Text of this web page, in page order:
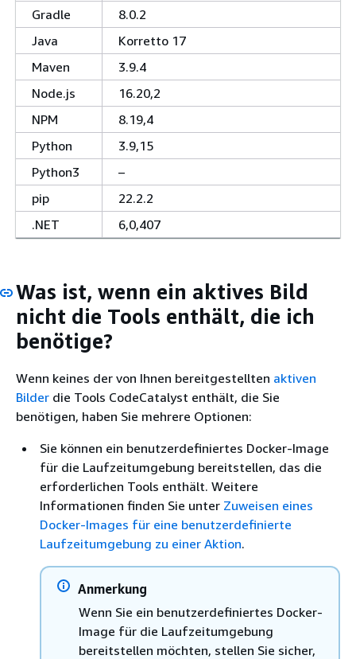
Gradle
8.0.2
Java
Korretto 17
Maven
3.9.4
Node.js
16.20,2
NPM
8.19,4
Python
3.9,15
Python3
–
pip
22.2.2
.NET
6,0,407
Was ist, wenn ein aktives Bild
nicht die Tools enthält, die ich
benötige?
Wenn keines der von Ihnen bereitgestellten aktiven
Bilder die Tools CodeCatalyst enthält, die Sie
benötigen, haben Sie mehrere Optionen:
Sie können ein benutzerdefiniertes Docker-Image
für die Laufzeitumgebung bereitstellen, das die
erforderlichen Tools enthält. Weitere
Informationen finden Sie unter Zuweisen eines
Docker-Images für eine benutzerdefinierte
Laufzeitumgebung zu einer Aktion.
Anmerkung
Wenn Sie ein benutzerdefiniertes Docker-
Image für die Laufzeitumgebung
bereitstellen möchten, stellen Sie sicher,